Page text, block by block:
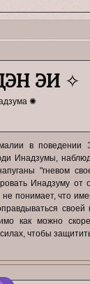
ЭИ✧
✺
в поведении
Инадзумы,
"гневом
Инадзуму от
понимает, что
своей
как можно
чтобы